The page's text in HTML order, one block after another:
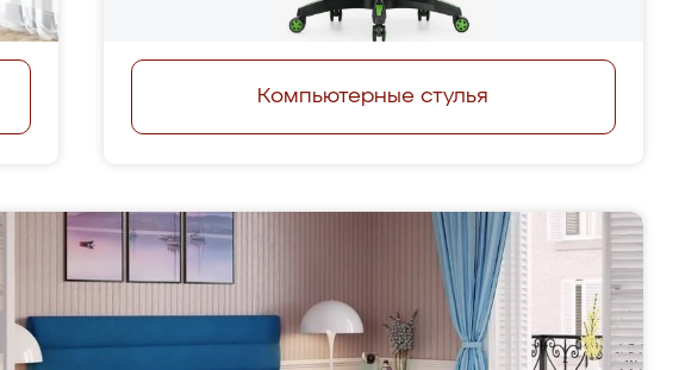
Компьютерные стулья